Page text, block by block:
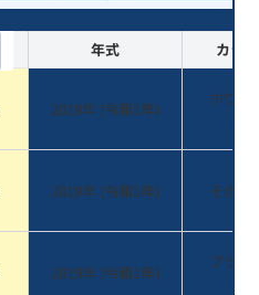
年式 カラー
2019年 (令和1年)
ホワイ
系
2019年 (令和1年) その他
2019年 (令和1年)
ブラッ
系